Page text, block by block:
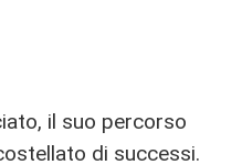
il suo percorso
di successi.